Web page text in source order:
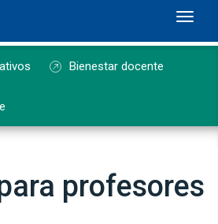
Bienestar docente
profesores